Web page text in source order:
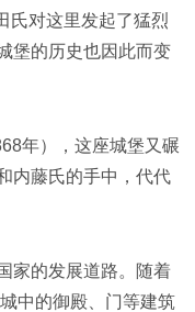
氏对这里发起了猛烈
堡的历史也因此而变
年），这座城堡又碾
内藤氏的手中，代代
家的发展道路。随着
中的御殿、门等建筑